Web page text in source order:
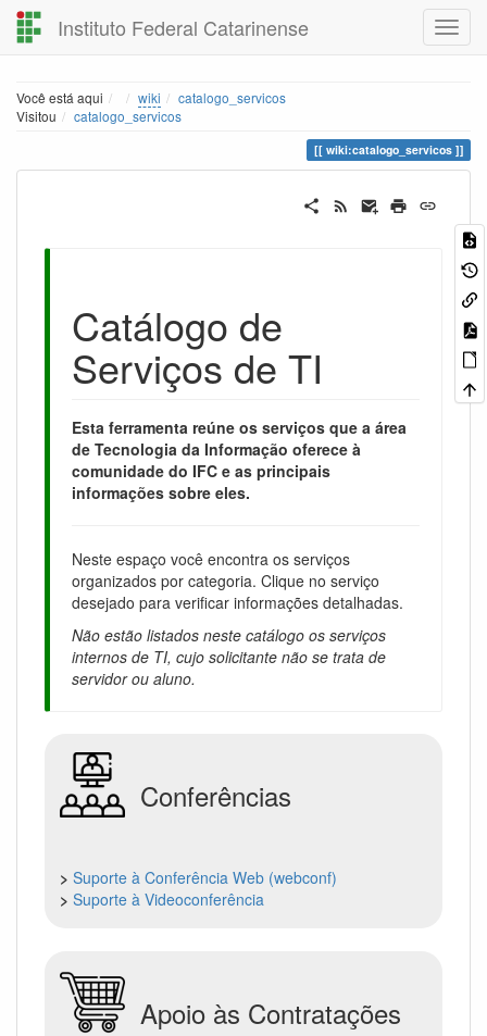
Instituto Federal Catarinense
Você está aqui Home
wiki
catalogo_servicos
Visitou
catalogo_servicos
wiki:catalogo_servicos
Catálogo de
Serviços de TI
Esta ferramenta reúne os serviços que a área
de Tecnologia da Informação oferece à
comunidade do IFC e as principais
informações sobre eles.
Neste espaço você encontra os serviços
organizados por categoria. Clique no serviço
desejado para verificar informações detalhadas.
Não estão listados neste catálogo os serviços
internos de TI, cujo solicitante não se trata de
servidor ou aluno.
Conferências
> Suporte à Conferência Web (webconf)
> Suporte à Videoconferência
Apoio às Contratações